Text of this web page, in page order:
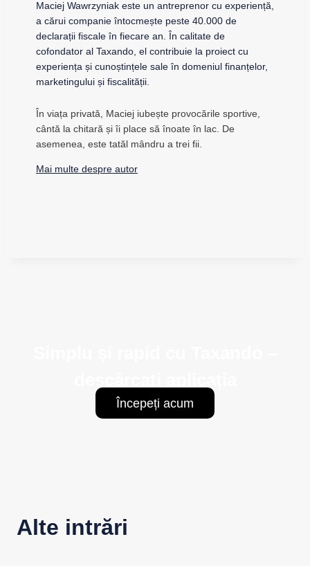
Maciej Wawrzyniak este un antreprenor cu experiență,
a cărui companie întocmește peste 40.000 de
declarații fiscale în fiecare an. În calitate de
cofondator al Taxando, el contribuie la proiect cu
experiența și cunoștințele sale în domeniul finanțelor,
marketingului și fiscalității.
În viața privată, Maciej iubește provocările sportive,
cântă la chitară și îi place să înoate în lac. De
asemenea, este tatăl mândru a trei fii.
Mai multe despre autor
Începeți acum
Alte intrări